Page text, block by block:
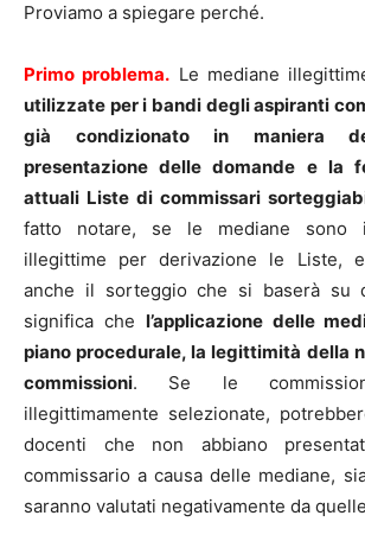
Proviamo a spiegare perché.
Primo problema. Le mediane
utilizzate per i bandi degli aspiranti
già condizionato in maniera
presentazione delle domande e la
attuali Liste di commissari
fatto notare, se le mediane sono
illegittime per derivazione le Liste,
anche il sorteggio che si baserà su
significa che l’applicazione delle
piano procedurale, la legittimità della
commissioni. Se le
illegittimamente selezionate,
docenti che non abbiano
commissario a causa delle mediane,
saranno valutati negativamente da